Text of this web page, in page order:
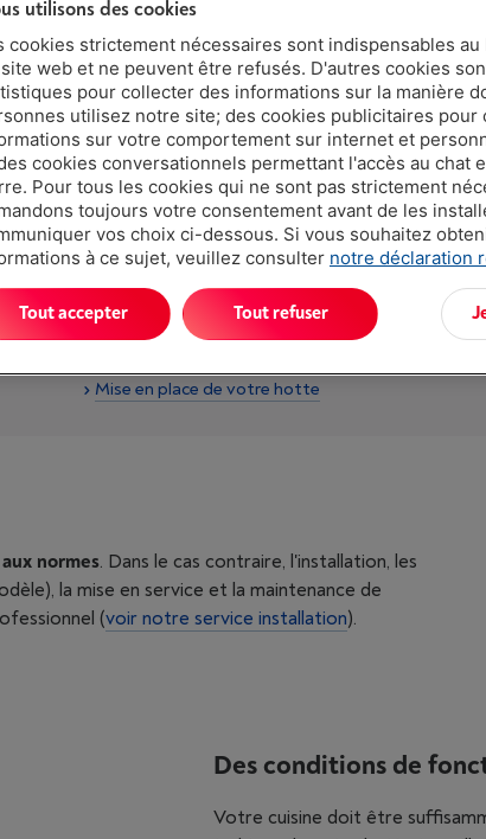
Mise en place de votre hotte
aux normes. Dans le cas contraire, l'installation, les
la mise en service et la maintenance de
(voir notre service installation).
Des conditions de
Votre cuisine doit être
utilisons des cookies
cookies strictement nécessaires sont indispensables
web et ne peuvent être refusés. D'autres cookies
pour collecter des informations sur la manière
utilisez notre site; des cookies publicitaires pour
sur votre comportement sur internet et
cookies conversationnels permettant l'accès au chat
Pour tous les cookies qui ne sont pas strictement
toujours votre consentement avant de les
vos choix ci-dessous. Si vous souhaitez
à ce sujet, veuillez consulter notre déclaration
Tout refuser
Tout accepter